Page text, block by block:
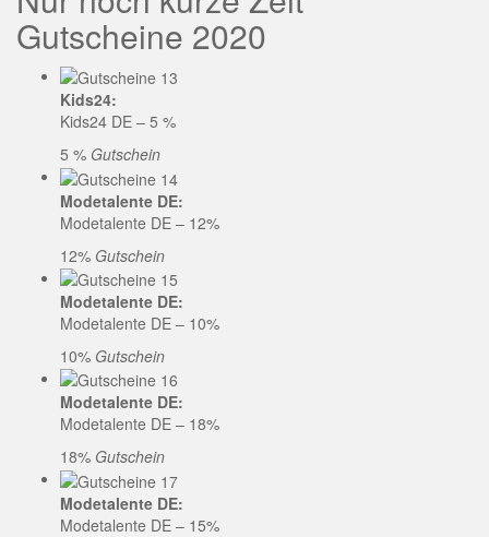
Gutscheine 2020
Kids24:
Kids24 DE – 5 %
5 % Gutschein
Modetalente DE:
Modetalente DE – 12%
12% Gutschein
Modetalente DE:
Modetalente DE – 10%
10% Gutschein
Modetalente DE:
Modetalente DE – 18%
18% Gutschein
Modetalente DE:
Modetalente DE – 15%